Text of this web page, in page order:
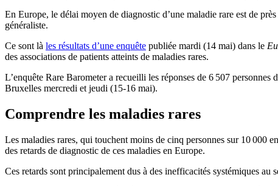
En Europe, le délai moyen de diagnostic d’une maladie rare est de
généraliste.
Ce sont là les résultats d’une enquête publiée mardi (14 mai) dans le
des associations de patients atteints de maladies rares.
L’enquête Rare Barometer a recueilli les réponses de 6 507 personnes
Bruxelles mercredi et jeudi (15-16 mai).
Comprendre les maladies rares
Les maladies rares, qui touchent moins de cinq personnes sur 10 000
des retards de diagnostic de ces maladies en Europe.
Ces retards sont principalement dus à des inefficacités systémiques au